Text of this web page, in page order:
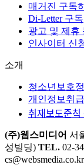
매거진 구독
Di-Letter 구독
광고 및 제휴
인사이터 신
소개
청소년보호
개인정보취
취재보도준칙
(주)웹스미디어 서
성빌딩) TEL. 02-
cs@websmedia.co.kr